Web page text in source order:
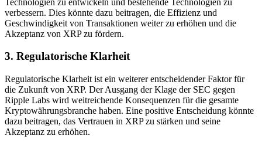
verbessern. Dies könnte dazu beitragen, die Effizienz und
Geschwindigkeit von Transaktionen weiter zu erhöhen und die
Akzeptanz von XRP zu fördern.
3. Regulatorische Klarheit
Regulatorische Klarheit ist ein weiterer entscheidender Faktor für
die Zukunft von XRP. Der Ausgang der Klage der SEC gegen
Ripple Labs wird weitreichende Konsequenzen für die gesamte
Kryptowährungsbranche haben. Eine positive Entscheidung könnte
dazu beitragen, das Vertrauen in XRP zu stärken und seine
Akzeptanz zu erhöhen.